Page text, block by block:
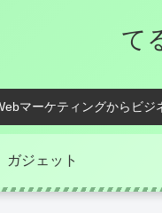
て
マーケティングからビジ
ガジェット